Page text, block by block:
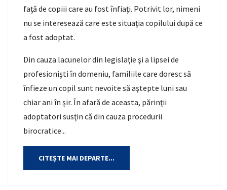
faţă de copiii care au fost înfiaţi. Potrivit lor, nimeni
nu se interesează care este situaţia copilului după ce
a fost adoptat.
Din cauza lacunelor din legislaţie şi a lipsei de
profesionişti în domeniu, familiile care doresc să
înfieze un copil sunt nevoite să aştepte luni sau
chiar ani în şir. În afară de aceasta, părinţii
adoptatori susţin că din cauza procedurii
birocratice...
CITEȘTE MAI DEPARTE...